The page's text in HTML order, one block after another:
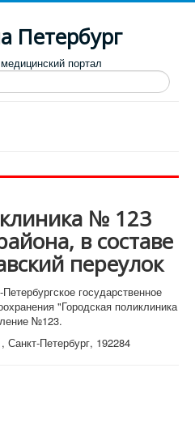
Петербург
портал
№ 123
в составе
переулок
государственное
"Городская поликлиника
№123.
Петербург, 192284